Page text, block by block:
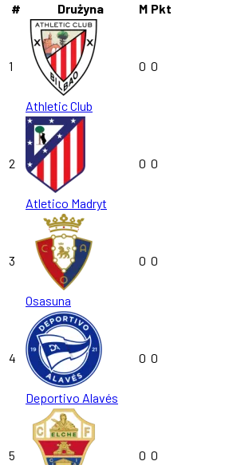
#
Drużyna M Pkt
1
Athletic Club
0 0
2
Atletico Madryt
0 0
3
Osasuna
0 0
4
Deportivo Alavés
0 0
5 0 0